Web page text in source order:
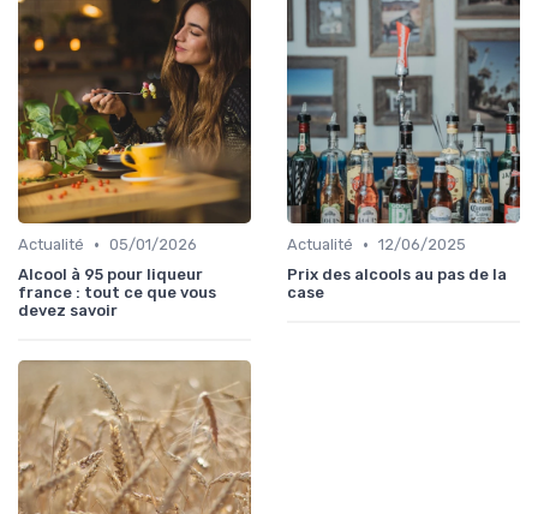
Actualité • 05/01/2026
Alcool à 95 pour liqueur
france : tout ce que vous
devez savoir
Actualité • 12/06/2025
Prix des alcools au pas de la
case